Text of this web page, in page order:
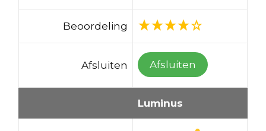
Beoordeling
Afsluiten Afsluiten
Luminus